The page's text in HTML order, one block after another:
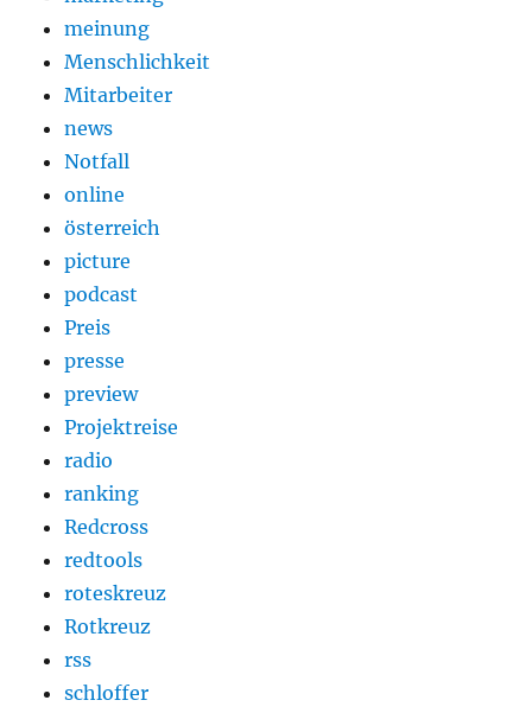
meinung
Menschlichkeit
Mitarbeiter
news
Notfall
online
österreich
picture
podcast
Preis
presse
preview
Projektreise
radio
ranking
Redcross
redtools
roteskreuz
Rotkreuz
rss
schloffer